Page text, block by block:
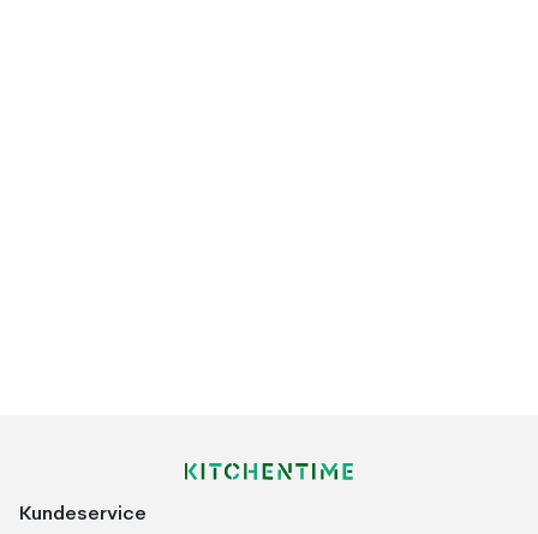
Kundeservice